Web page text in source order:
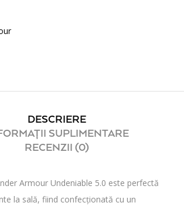
DESCRIERE
SUPLIMENTARE
RECENZII (0)
Armour Undeniable 5.0 este perfectă
la sală, fiind confecționată cu un